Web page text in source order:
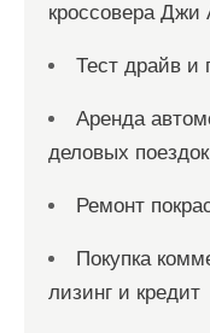
кроссовера Джи
Тест драйв и
Аренда
деловых поездок
Ремонт
Покупка
лизинг и кредит